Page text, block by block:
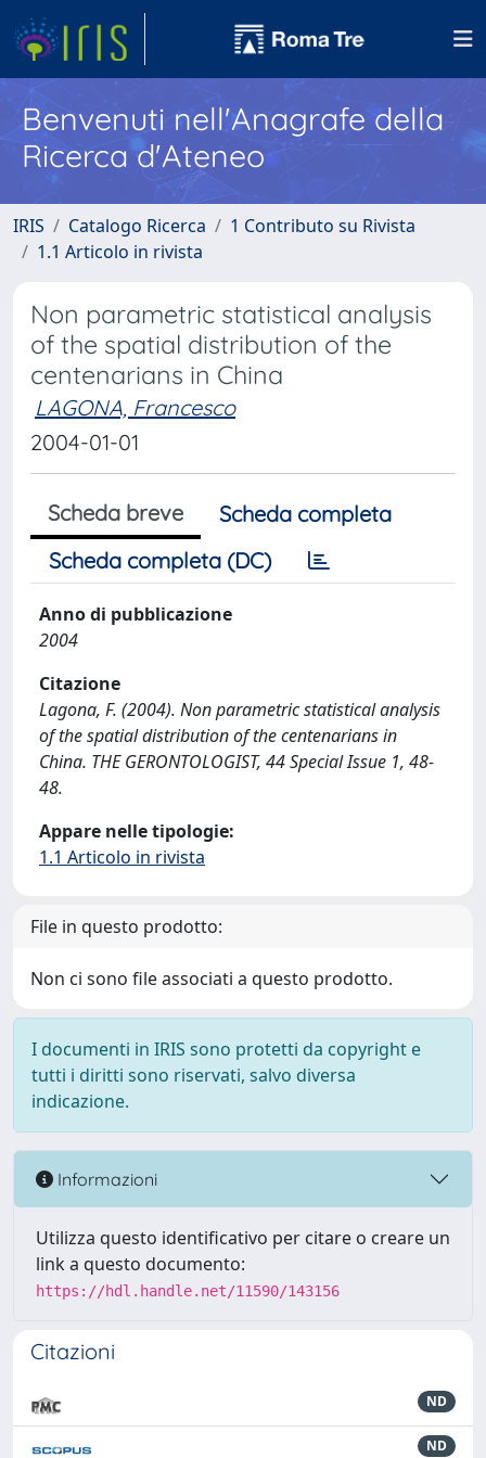
Benvenuti nell'Anagrafe della
Ricerca d'Ateneo
IRIS Catalogo Ricerca
1 Contributo su Rivista
1.1 Articolo in rivista
Non parametric statistical analysis
of the spatial distribution of the
centenarians in China
LAGONA, Francesco
2004-01-01
Scheda breve
Scheda completa
Scheda completa (DC)
Anno di pubblicazione
2004
Citazione
Lagona, F. (2004). Non parametric statistical analysis
of the spatial distribution of the centenarians in
China. THE GERONTOLOGIST, 44 Special Issue 1, 48-
48.
Appare nelle tipologie:
1.1 Articolo in rivista
File in questo prodotto:
Non ci sono file associati a questo prodotto.
I documenti in IRIS sono protetti da copyright e
tutti i diritti sono riservati, salvo diversa
indicazione.
Informazioni
Utilizza questo identificativo per citare o creare un
link a questo documento:
https://hdl.handle.net/11590/143156
Citazioni
ND
ND